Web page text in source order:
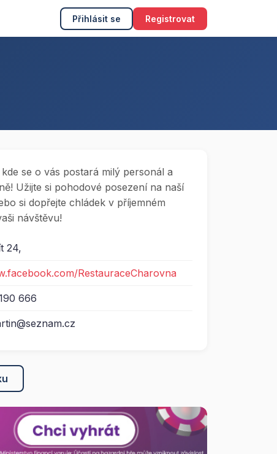
Přihlásit se Registrovat
se o vás postará milý personál a
Užijte si pohodové posezení na naší
si dopřejte chládek v příjemném
návštěvu!
24,
RestauraceCharovna
666